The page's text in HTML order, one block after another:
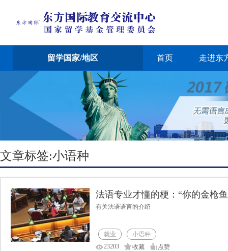
留学国家/地区 首页 走进东
文章标签:小语种
法语专业才懂的梗：“你的金枪
有关法语语言的介绍
就业
小语种
23203
收藏 点赞